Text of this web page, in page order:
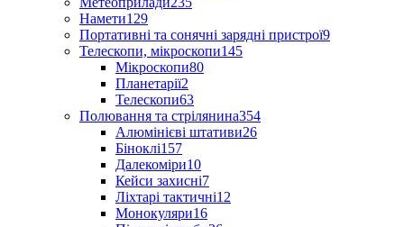
Намети129
Портативні та сонячні зарядні пристрої9
Телескопи, мікроскопи145
Мікроскопи80
Планетарії2
Телескопи63
Полювання та стрілянина354
Алюмінієві штативи26
Біноклі157
Далекоміри10
Кейси захисні7
Ліхтарі тактичні12
Монокуляри16